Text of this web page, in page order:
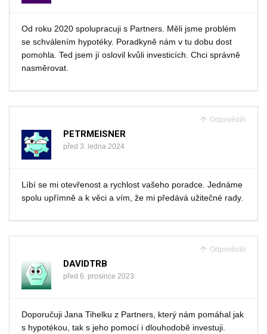
Od roku 2020 spolupracuji s Partners. Měli jsme problém
se schválením hypotéky. Poradkyně nám v tu dobu dost
pomohla. Ted jsem jí oslovil kvůli investicích. Chci správně
nasměrovat.
Odpovědět
PETRMEISNER
před 3. ledna 2024
Líbí se mi otevřenost a rychlost vašeho poradce. Jednáme
spolu upřímně a k věci a vím, že mi předává užitečné rady.
Odpovědět
DAVIDTRB
před 6. prosince 2023
Doporučuji Jana Tihelku z Partners, který nám pomáhal jak
s hypotékou, tak s jeho pomocí i dlouhodobě investuji.